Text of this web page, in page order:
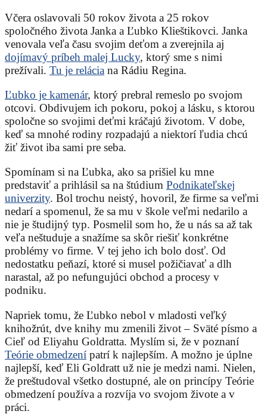
Včera oslavovali 50 rokov života a 25 rokov
spoločného života Janka a Ľubko Klieštikovci. Janka
venovala veľa času svojim deťom a zverejnila aj
dojímavý príbeh malej Lucky, ktorý sme s nimi
prežívali. Tu je relácia na Rádiu Regina.
Ľubko je kamenár, ktorý prebral remeslo po svojom
otcovi. Obdivujem ich pokoru, pokoj a lásku, s ktorou
spoločne so svojimi deťmi kráčajú životom. V dobe,
keď sa mnohé rodiny rozpadajú a niektorí ľudia chcú
žiť život iba sami pre seba.
Spomínam si na Ľubka, ako sa prišiel ku mne
predstaviť a prihlásil sa na štúdium Podnikateľskej
univerzity. Bol trochu neistý, hovoril, že firme sa veľmi
nedarí a spomenul, že sa mu v škole veľmi nedarilo a
nie je študijný typ. Posmelil som ho, že u nás sa až tak
veľa neštuduje a snažíme sa skôr riešiť konkrétne
problémy vo firme. V tej jeho ich bolo dosť. Od
nedostatku peňazí, ktoré si musel požičiavať a dlh
narastal, až po nefungujúci obchod a procesy v
podniku.
Napriek tomu, že Ľubko nebol v mladosti veľký
knihožrút, dve knihy mu zmenili život – Sväté písmo a
Cieľ od Eliyahu Goldratta. Myslím si, že v poznaní
Teórie obmedzení patrí k najlepším. A možno je úplne
najlepší, keď Eli Goldratt už nie je medzi nami. Nielen,
že preštudoval všetko dostupné, ale on princípy Teórie
obmedzení používa a rozvíja vo svojom živote a v
práci.